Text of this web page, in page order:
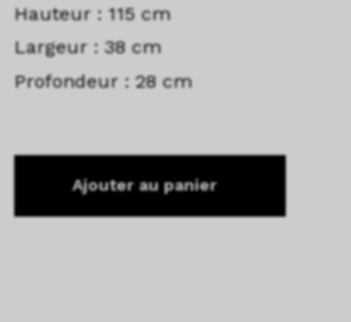
Hauteur : 115 cm
Largeur : 38 cm
Profondeur : 28 cm
Ajouter au panier